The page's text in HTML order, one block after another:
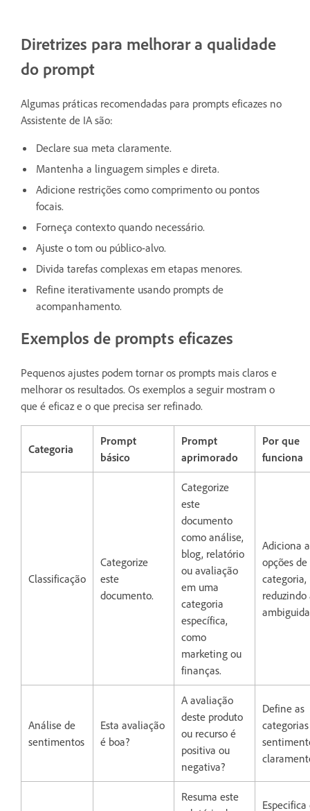
Diretrizes para melhorar a qualidade
do prompt
Algumas práticas recomendadas para prompts eficazes no
Assistente de IA são:
Declare sua meta claramente.
Mantenha a linguagem simples e direta.
Adicione restrições como comprimento ou pontos
focais.
Forneça contexto quando necessário.
Ajuste o tom ou público-alvo.
Divida tarefas complexas em etapas menores.
Refine iterativamente usando prompts de
acompanhamento.
Exemplos de prompts eficazes
Pequenos ajustes podem tornar os prompts mais claros e
melhorar os resultados. Os exemplos a seguir mostram o
que é eficaz e o que precisa ser refinado.
Categoria
Prompt
básico
Prompt
aprimorado
Por que
funciona
Classificação
Categorize
este
documento.
Categorize
este
documento
como análise,
blog, relatório
ou avaliação
em uma
categoria
específica,
como
marketing ou
finanças.
Adiciona
opções de
categoria,
reduzindo
Análise de
sentimentos
Esta avaliação
é boa?
A avaliação
deste produto
ou recurso é
positiva ou
negativa?
Define as
Resuma este
Especifica